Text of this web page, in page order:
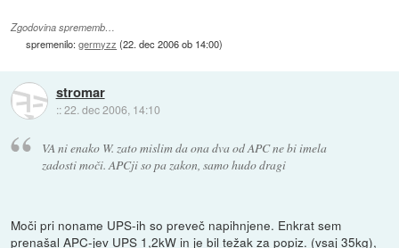
Zgodovina sprememb…
spremenilo:germyzz (22. dec 2006 ob 14:00)
stromar
::22. dec 2006, 14:10
VA ni enako W. zato mislim da ona dva od APC ne bi imela
zadosti moči. APCji so pa zakon, samo hudo dragi
Moči pri noname UPS-ih so preveč napihnjene. Enkrat sem
prenašal APC-jev UPS 1,2kW in je bil težak za popiz. (vsaj 35kg),